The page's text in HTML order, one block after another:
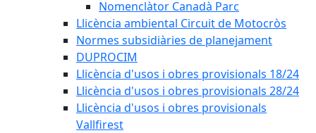
Nomenclàtor Canadà Parc
Llicència ambiental Circuit de Motocròs
Normes subsidiàries de planejament
DUPROCIM
Llicència d'usos i obres provisionals 18/24
Llicència d'usos i obres provisionals 28/24
Llicència d'usos i obres provisionals
Vallfirest